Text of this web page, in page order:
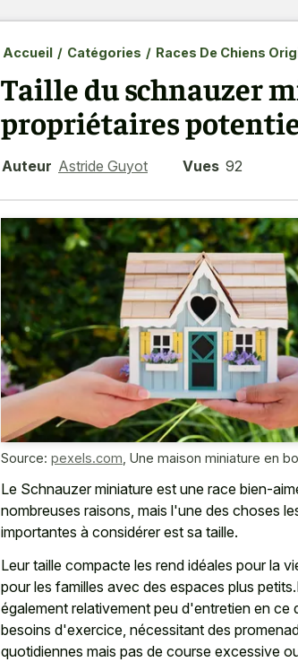
Accueil / Catégories / Races De Chiens
Taille du schnauzer
propriétaires
Auteur Astride Guyot Vues 92
Source: pexels.com Une maison miniature en
Le Schnauzer miniature est une race bien-
nombreuses raisons, mais l'une des choses
importantes à considérer est sa taille.
Leur taille compacte les rend idéales pour la
pour les familles avec des espaces plus
également relativement peu d'entretien en ce
besoins d'exercice, nécessitant des
quotidiennes mais pas de course excessive